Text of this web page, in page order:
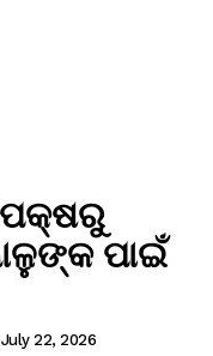
ପାଇଁ
July 22, 2026